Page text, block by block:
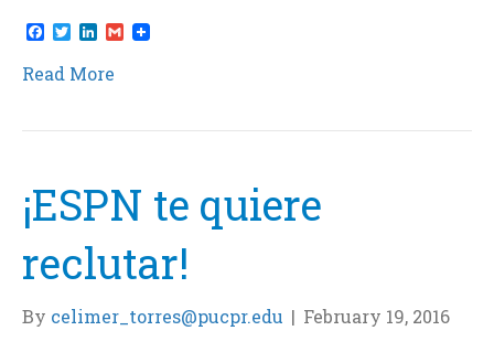
F
a
c
e
o
T
w
i
t
r
L
n
k
I
G
m
Read More
¡ESPN te quiere
reclutar!
By celimer_torres@pucpr.edu | February 19, 2016